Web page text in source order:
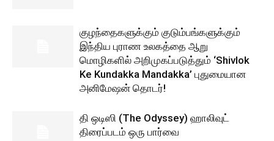
குழந்தைகளுக்கும் குடும்பங்களுக்கும்
இந்திய புராண உலகத்தை ஆறு
மொழிகளில் அறிமுகப்படுத்தும் ‘Shivlok
Ke Kundakka Mandakka’ புதுமையான
அனிமேஷன் தொடர்!
தி ஒடிஸி (The Odyssey) ஹாலிவுட்
திரைப்படம் ஒரு பார்வை